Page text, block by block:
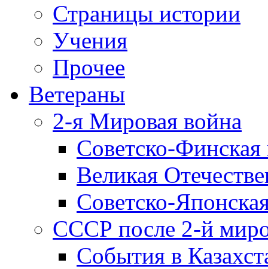
Страницы истории
Учения
Прочее
Ветераны
2-я Мировая война
Советско-
Великая
Советско-
СССР после 2-й
События в